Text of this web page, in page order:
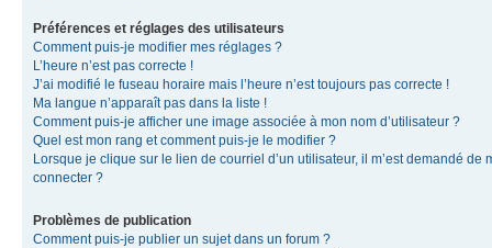
Préférences et réglages des utilisateurs
Comment puis-je modifier mes réglages ?
L’heure n’est pas correcte !
J’ai modifié le fuseau horaire mais l’heure n’est toujours pas correcte !
Ma langue n’apparaît pas dans la liste !
Comment puis-je afficher une image associée à mon nom d’utilisateur ?
Quel est mon rang et comment puis-je le modifier ?
Lorsque je clique sur le lien de courriel d’un utilisateur, il m’est demandé de
connecter ?
Problèmes de publication
Comment puis-je publier un sujet dans un forum ?